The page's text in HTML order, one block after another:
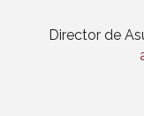
Director de